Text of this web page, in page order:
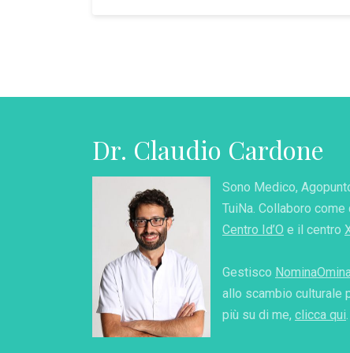
Dr. Claudio Cardone
Sono Medico,
TuiNa. Collaboro
Centro Id’O e il centro
Gestisco
allo scambio culturale
più su di me, clicca qui